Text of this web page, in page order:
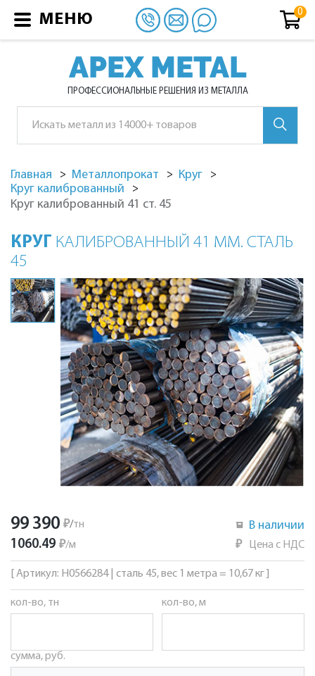
APEX METAL
ПРОФЕССИОНАЛЬНЫЕ РЕШЕНИЯ ИЗ МЕТАЛЛА
Главная Металлопрокат
Круг
Круг калиброванный
Круг калиброванный 41 ст. 45
КРУГ КАЛИБРОВАННЫЙ 41 ММ. СТАЛЬ
45
99 390 ₽/тн
1060.49 ₽/м
В наличии
₽ Цена с НДС
[ Артикул: Н0566284 | сталь 45, вес 1 метра = 10,67 кг ]
кол-во, тн кол-во, м
сумма, руб.
МЕНЮ